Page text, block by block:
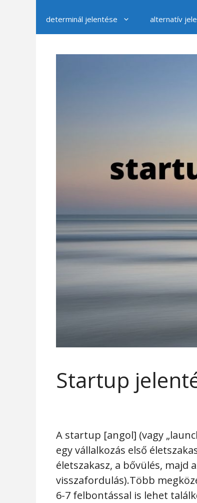
determinál jelentése alternatív
Startup
A startup [angol] (vagy
egy vállalkozás első
életszakasz, a bővülés, majd
visszafordulás).Több
6-7 felbontással is lehet